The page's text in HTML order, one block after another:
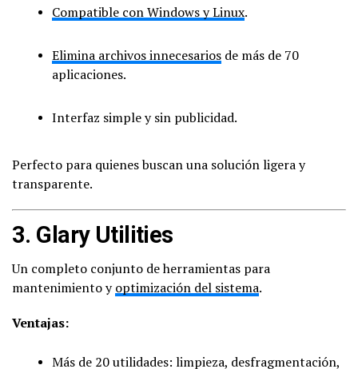
Compatible con Windows y Linux.
Elimina archivos innecesarios de más de 70
aplicaciones.
Interfaz simple y sin publicidad.
Perfecto para quienes buscan una solución ligera y
transparente.
3. Glary Utilities
Un completo conjunto de herramientas para
mantenimiento yoptimización del sistema.
Ventajas:
Más de 20 utilidades: limpieza, desfragmentación,